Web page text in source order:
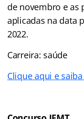
de novembro e as
aplicadas na data
2022.
Carreira: saúde
Clique aqui e